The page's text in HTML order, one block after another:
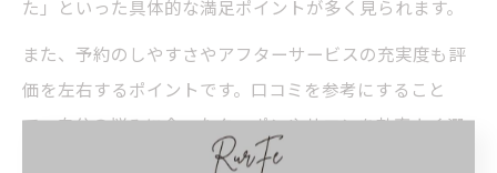
た」といった具体的な満足ポイントが多く見られます。
また、予約のしやすさやアフターサービスの充実度も評
価を左右するポイントです。口コミを参考にすること
で、自分の悩みに合ったクーポンやサロンを効率よく選
ぶことが可能となり、施術後の満足度向上につながりま